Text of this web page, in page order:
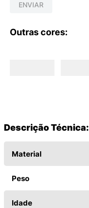
ENVIAR
Outras cores:
Descrição Técnica:
Material
Peso
Idade